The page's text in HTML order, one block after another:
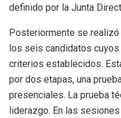
definido por la Junta
Posteriormente se
los seis candidatos
criterios establecidos.
por dos etapas, una
presenciales. La prueba
liderazgo. En las